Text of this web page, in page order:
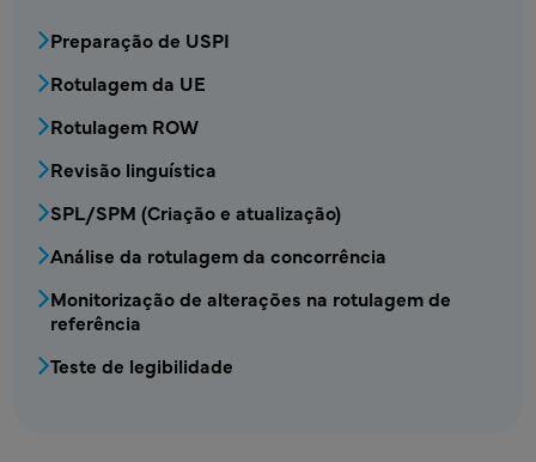
MPR Bloco de Menu de Serviços de
Preparação de USPI
Rotulagem da UE
Rotulagem ROW
Revisão linguística
SPL/SPM (Criação e atualização)
Análise da rotulagem da concorrência
Monitorização de alterações na rotulagem de
referência
Teste de legibilidade